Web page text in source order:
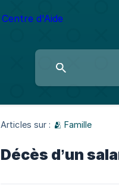
Articles sur : 🫂 Famille
Décès d’un